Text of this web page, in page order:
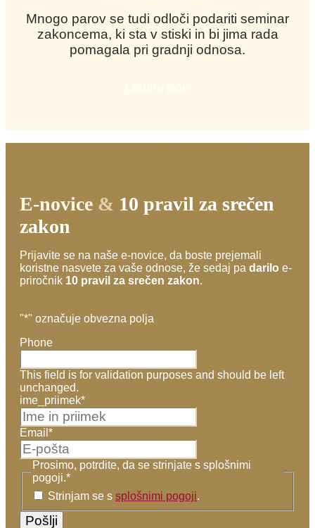
Mnogo parov se tudi odloči podariti seminar
zakoncema, ki sta v stiski in bi jima rada
pomagala pri gradnji odnosa.
E-novice & 10 pravil za srečen
zakon
Prijavite se na naše e-novice, da boste prejemali
koristne nasvete za vaše odnose, že sedaj pa darilo e-
priročnik 10 pravil za srečen zakon.
"*" označuje obvezna polja
Phone
This field is for validation purposes and should be left
unchanged.
ime_priimek*
Email *
Prosimo, potrdite, da se strinjate s splošnimi
pogoji.*
Strinjam se s splošnimi pogoji.